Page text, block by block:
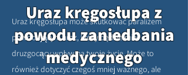
Uraz kręgosłupa z
powodu zaniedbania
medycznego
Uraz kręgosłupa może skutkować paraliżem
powodującym uraz, który będzie miał
druzgocący wpływ na twoje życie. Może to
również dotyczyć czegoś mniej ważnego, ale